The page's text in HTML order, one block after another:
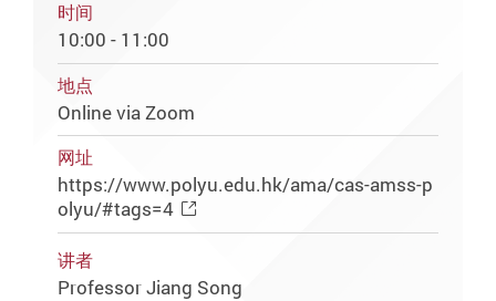
时间
10:00 - 11:00
地点
Online via Zoom
网址
https://www.polyu.edu.hk/ama/cas-amss-p
olyu/#tags=4
讲者
Professor Jiang Song